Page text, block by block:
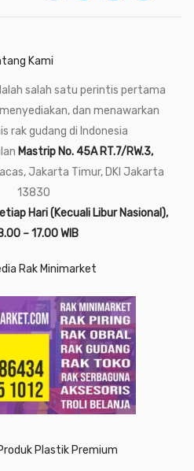
Kami
salah satu perintis pertama
dan menawarkan
rak gudang di Indonesia
Mastrip No. 45A RT.7/RW.3,
Jakarta Timur, DKI Jakarta
13830
Hari (Kecuali Libur Nasional),
– 17.00 WIB
Rak Minimarket
Plastik Premium